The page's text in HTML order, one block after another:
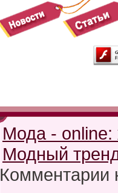
Мода - online:
Модный
Комментарии